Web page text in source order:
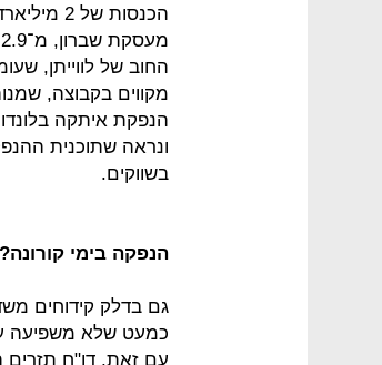
הכנסות
מקווים בקבוצה,
הנפקת איתקה
ונראה שתוכנית
בשווקים.
הנפקה בימי קורונה?
גם בדלק קידוחים
כמעט שלא משפיעה
עם זאת, דו"ח תזרים